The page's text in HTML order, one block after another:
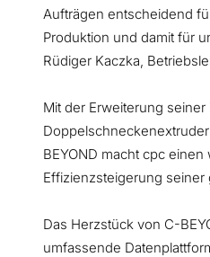
Aufträgen entscheidend
Produktion und damit für
Rüdiger Kaczka,
Mit der Erweiterung seiner
BEYOND macht cpc
Effizienzsteigerung seiner
Das Herzstück von C-
umfassende